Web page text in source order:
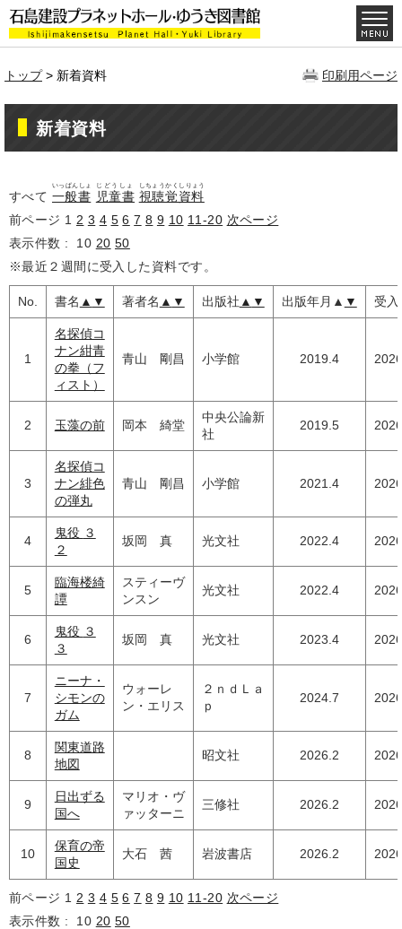
印刷用ページ
トップ > 新着資料
新着資料
すべて 一般書
いっぱんしょ
児童書
じどうしょ
視聴覚資料
しちょうかくしりょう
前ページ 1 2 3 4 5 6 7 8 9 10 11-20 次ページ
10 20 50
※最近２週間に受入した資料です。
No. 書名 ▲ ▼ 著者名 ▲ ▼ 出版社 ▲ ▼ 出版年月 ▲ ▼ 受入
1
名探偵コ
ナン紺青
の拳（フ
ィスト）
青山 剛昌 小学館 2019.4
2 玉藻の前 岡本 綺堂
中央公論新
社
2019.5
3
名探偵コ
ナン緋色
の弾丸
青山 剛昌 小学館 2021.4
4
鬼役 ３
２
坂岡 真 光文社 2022.4
5
臨海楼綺
譚
スティーヴ
ンスン
光文社 2022.4
6
鬼役 ３
３
坂岡 真 光文社 2023.4
7
ニーナ・
シモンの
ガム
ウォーレ
ン・エリス
２ｎｄＬａ
ｐ
2024.7
8
関東道路
地図
昭文社 2026.2
9
日出ずる
国へ
マリオ・ヴ
ァッターニ
三修社 2026.2
10
保育の帝
国史
大石 茜 岩波書店 2026.2
前ページ 1 2 3 4 5 6 7 8 9 10 11-20 次ページ
10 20 50